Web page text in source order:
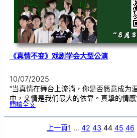
邀
各
界
共
赴
见
证
《真情不变》戏剧学会大型公演
10/07/2025
“当真情在舞台上流淌，你是否愿意成为
中，亲情是我们最大的依靠。真挚的情
閱讀全文:《
不
上一頁1 … 42 43 44 45 46